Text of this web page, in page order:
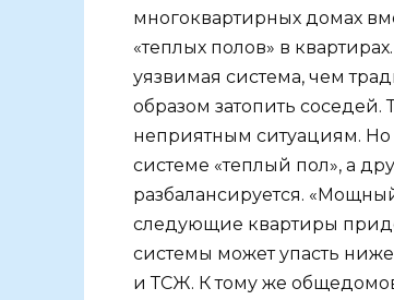
многоквартирных домах
«теплых полов» в
уязвимая система, чем
образом затопить
неприятным ситуациям.
системе «теплый пол», а
разбалансируется.
следующие квартиры
системы может упасть
и ТСЖ. К тому же